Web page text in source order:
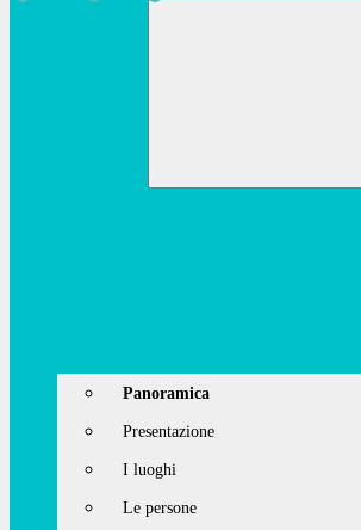
Panoramica
Presentazione
I luoghi
Le persone